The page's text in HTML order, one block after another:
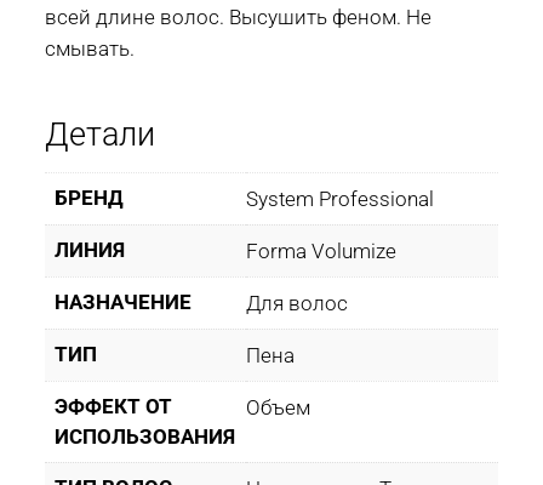
всей длине волос. Высушить феном. Не
смывать.
Детали
БРЕНД System Professional
ЛИНИЯ Forma Volumize
НАЗНАЧЕНИЕ Для волос
ТИП Пена
ЭФФЕКТ ОТ
ИСПОЛЬЗОВАНИЯ
Объем